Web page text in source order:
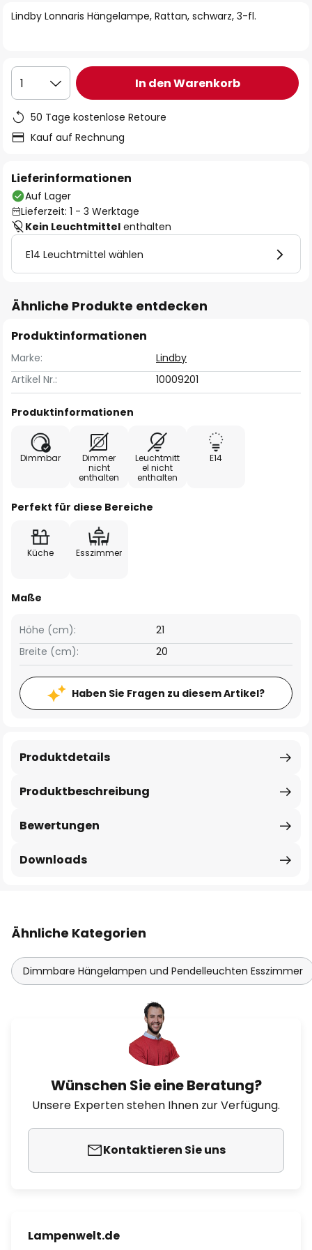
Lindby Lonnaris Hängelampe, Rattan, schwarz, 3-fl.
1 In den Warenkorb
50 Tage kostenlose Retoure
Kauf auf Rechnung
Lieferinformationen
Auf Lager
Lieferzeit: 1 - 3 Werktage
Kein Leuchtmittel enthalten
E14 Leuchtmittel wählen
Ähnliche Produkte entdecken
Produktinformationen
Marke:
Lindby
Artikel Nr.:
10009201
Produktinformationen
Dimmbar
Dimmer
nicht
enthalten
Leuchtmitt
el nicht
enthalten
E14
Perfekt für diese Bereiche
Küche Esszimmer
Maße
Breite (cm): 20
Höhe (cm): 21
Haben Sie Fragen zu diesem Artikel?
Produktbeschreibung
Produktdetails
Bewertungen
Downloads
Ähnliche Kategorien
Dimmbare Hängelampen und Pendelleuchten Esszimmer
Wünschen Sie eine Beratung?
Unsere Experten stehen Ihnen zur Verfügung.
Kontaktieren Sie uns
Lampenwelt.de